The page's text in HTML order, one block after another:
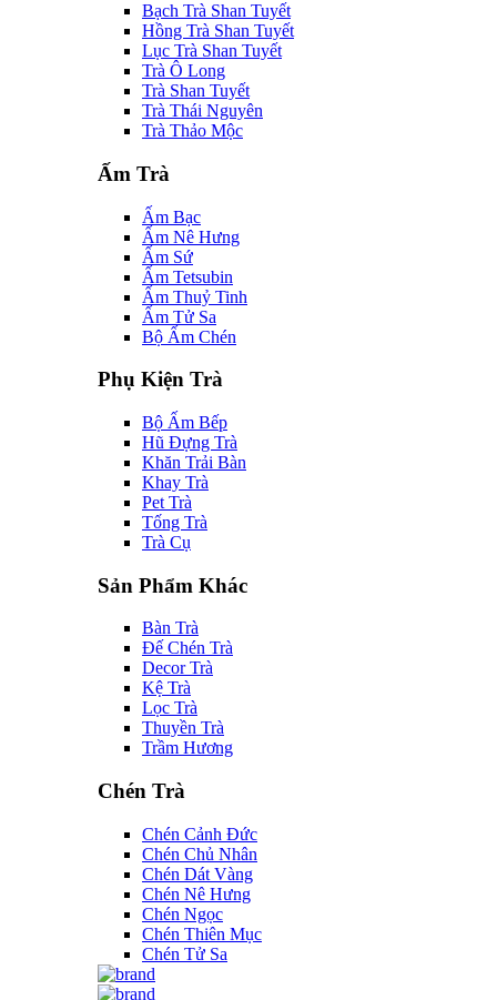
Bạch Trà Shan Tuyết
Hồng Trà Shan Tuyết
Lục Trà Shan Tuyết
Trà Ô Long
Trà Shan Tuyết
Trà Thái Nguyên
Trà Thảo Mộc
Ấm Trà
Ấm Bạc
Ấm Nê Hưng
Ấm Sứ
Ấm Tetsubin
Ấm Thuỷ Tinh
Ấm Tử Sa
Bộ Ấm Chén
Phụ Kiện Trà
Bộ Ấm Bếp
Hũ Đựng Trà
Khăn Trải Bàn
Khay Trà
Pet Trà
Tống Trà
Trà Cụ
Sản Phẩm Khác
Bàn Trà
Đế Chén Trà
Decor Trà
Kệ Trà
Lọc Trà
Thuyền Trà
Trầm Hương
Chén Trà
Chén Cảnh Đức
Chén Chủ Nhân
Chén Dát Vàng
Chén Nê Hưng
Chén Ngọc
Chén Thiên Mục
Chén Tử Sa